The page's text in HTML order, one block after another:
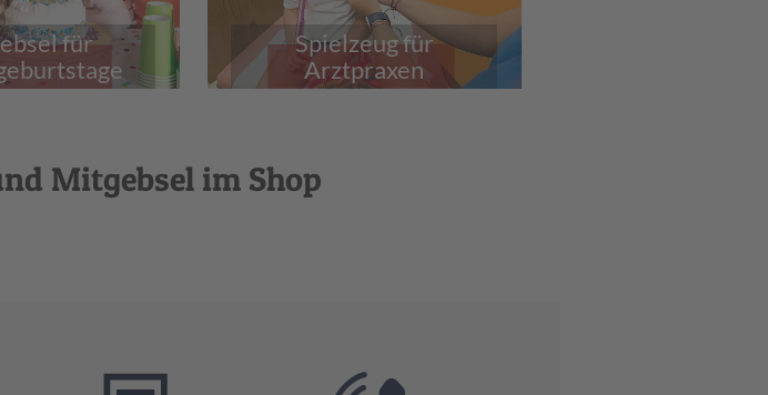
für
Spielzeug für
Arztpraxen
Mitgebsel im Shop